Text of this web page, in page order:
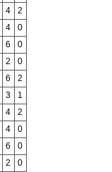
4
2
4
0
6
0
2
0
6
2
3
1
4
2
4
0
6
0
2
0